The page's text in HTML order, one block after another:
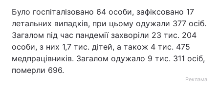
Було госпіталізовано 64 особи, зафіксовано 17
летальних випадків, при цьому одужали 377 осіб.
Загалом під час пандемії захворіли 23 тис. 204
особи, з них 1,7 тис. дітей, а також 4 тис. 475
медпрацівників. Загалом одужало 9 тис. 311 осіб,
померли 696.
Реклама